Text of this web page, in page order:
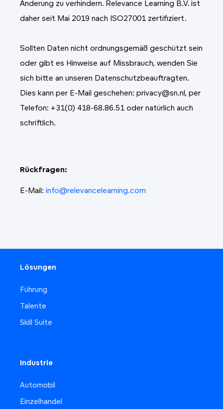
Änderung zu verhindern. Relevance Learning B.V. ist
daher seit Mai 2019 nach ISO27001 zertifiziert.
Sollten Daten nicht ordnungsgemäß geschützt sein
oder gibt es Hinweise auf Missbrauch, wenden Sie
sich bitte an unseren Datenschutzbeauftragten.
Dies kann per E-Mail geschehen: privacy@sn.nl, per
Telefon: +31(0) 418-68.86.51 oder natürlich auch
schriftlich.
Rückfragen:
E-Mail: info@relevancelearning.com
Lösungen
Führung
Talente
Skill Suite
Industrie
Automobil
Einzelhandel